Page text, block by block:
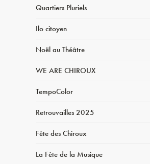
Quartiers Pluriels
Ilo citoyen
Noël au Théâtre
WE ARE CHIROUX
TempoColor
Retrouvailles 2025
Fête des Chiroux
La Fête de la Musique